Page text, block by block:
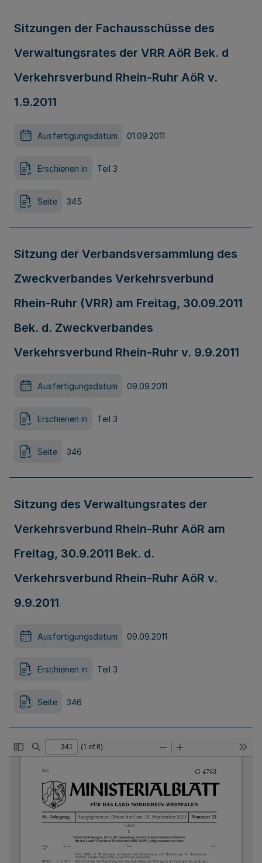
Sitzungen der Fachausschüsse des
Verwaltungsrates der VRR AöR Bek. d
Verkehrsverbund Rhein-Ruhr AöR v.
1.9.2011
Ausfertigungsdatum 01.09.2011
Erschienen in Teil 3
Seite 345
Sitzung der Verbandsversammlung des
Zweckverbandes Verkehrsverbund
Rhein-Ruhr (VRR) am Freitag, 30.09.2011
Bek. d. Zweckverbandes
Verkehrsverbund Rhein-Ruhr v. 9.9.2011
Ausfertigungsdatum 09.09.2011
Erschienen in Teil 3
Seite 346
Sitzung des Verwaltungsrates der
Verkehrsverbund Rhein-Ruhr AöR am
Freitag, 30.9.2011 Bek. d.
Verkehrsverbund Rhein-Ruhr AöR v.
9.9.2011
Ausfertigungsdatum 09.09.2011
Erschienen in Teil 3
Seite 346